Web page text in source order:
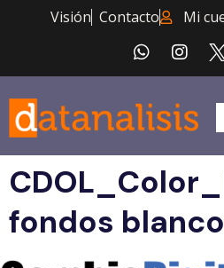
Visión Contacto Mi
fondos